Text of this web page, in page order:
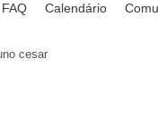
FAQ Calendário
cesar